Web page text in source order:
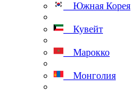
Южная Корея
Кувейт
Марокко
Монголия